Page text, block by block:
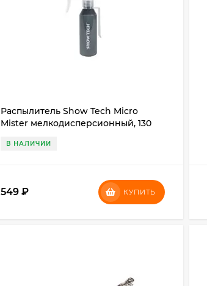
Распылитель Show Tech Micro
Mister мелкодисперсионный, 130
В НАЛИЧИИ
549 ₽ КУПИТЬ